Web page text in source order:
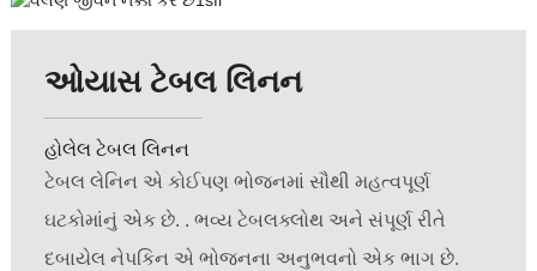
ઓયાસ ટેબલ લિનન
હોલેલ ટેબલ લિનન
ટેબલ લેનિન એ કોઈપણ ભોજનમાં સૌથી મહત્વપૂર્ણ
ઘટકોમાંનું એક છે. . ભવ્ય ટેબલક્લોથ અને સંપૂર્ણ રીતે
દબાયેલ નેપકિન એ ભોજનના અનુભવનો એક ભાગ છે.